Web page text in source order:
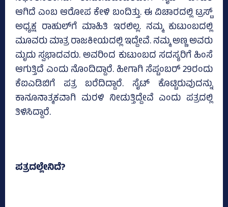
ಆಗಿದೆ ಎಂಬ ಆರೋಪ ಕೇಳಿ ಬಂದಿತ್ತು. ಈ ವಿಚಾರದಲ್ಲಿ ಟ್ರಸ್ಟ್‌
ಅಧ್ಯಕ್ಷ ರಾಹುಲ್‌ಗೆ ಮಾಹಿತಿ ಇರಲಿಲ್ಲ. ನಮ್ಮ ಕುಟುಂಬದಲ್ಲಿ
ಮೂವರು ಮಾತ್ರ ರಾಜಕೀಯದಲ್ಲಿ ಇದ್ದೇವೆ. ನಮ್ಮ ಅಣ್ಣ ಅವರು
ಮೃದು ಸ್ವಭಾದವರು. ಅವರಿಂದ ಕುಟುಂಬದ ಸದಸ್ಯರಿಗೆ ಹಿಂಸೆ
ಆಗುತ್ತಿದೆ ಎಂದು ನೊಂದಿದ್ದಾರೆ. ಹೀಗಾಗಿ ಸೆಪ್ಟಂಬರ್‌ 29ರಂದು
ಕೆಐಎಡಿಬಿಗೆ ಪತ್ರ ಬರೆದಿದ್ದಾರೆ. ಸೈಟ್‌ ಕೊಟ್ಟಿರುವುದನ್ನು
ಕಾನೂನಾತ್ಮಕವಾಗಿ ಮರಳಿ ನೀಡುತ್ತಿದ್ದೇವೆ ಎಂದು ಪತ್ರದಲ್ಲಿ
ತಿಳಿಸಿದ್ದಾರೆ.
ಪತ್ರದಲ್ಲೇನಿದೆ?